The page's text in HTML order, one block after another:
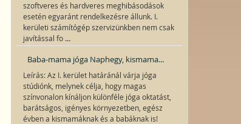
szoftveres és hardveres meghibásodások
esetén egyaránt rendelkezésre állunk. I.
kerületi számítógép szervizünkben nem csak
javítással fo ...
Baba-mama jóga Naphegy, kismama...
Leírás: Az I. kerület határánál várja jóga
stúdiónk, melynek célja, hogy magas
színvonalon kínáljon különféle jóga oktatást,
barátságos, igényes környezetben, egész
évben a kismamáknak és a babáknak is!